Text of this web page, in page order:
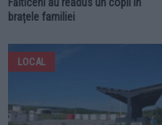
brațele familiei
LOCAL